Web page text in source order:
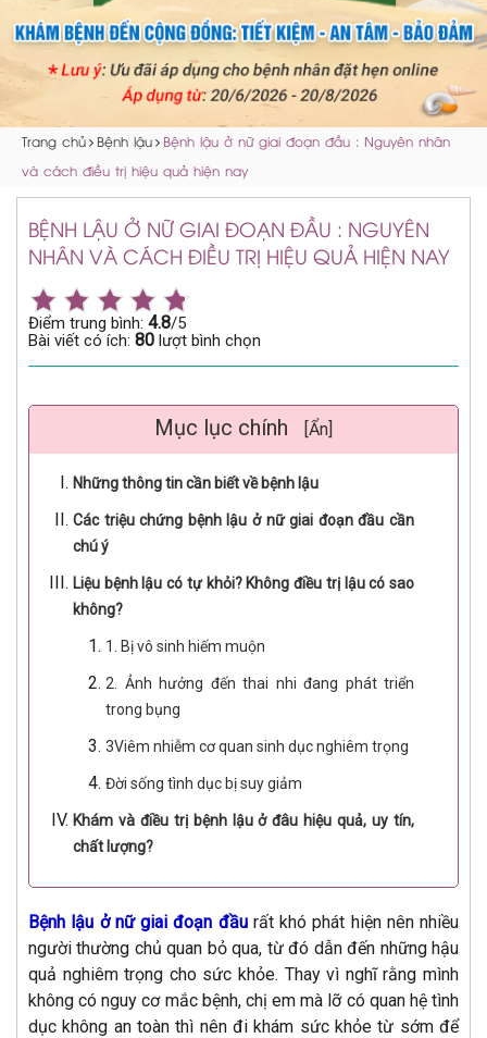
Trang chủ Bệnh lậu
Bệnh lậu ở nữ giai đoạn đầu : Nguyên nhân
và cách điều trị hiệu quả hiện nay
BỆNH LẬU Ở NỮ GIAI ĐOẠN ĐẦU : NGUYÊN
NHÂN VÀ CÁCH ĐIỀU TRỊ HIỆU QUẢ HIỆN NAY
Điểm trung bình: 4.8/5
Bài viết có ích: 80 lượt bình chọn
Mục lục chính [Ẩn]
Những thông tin cần biết về bệnh lậu
Các triệu chứng bệnh lậu ở nữ giai đoạn đầu cần
chú ý
Liệu bệnh lậu có tự khỏi? Không điều trị lậu có sao
không?
1. Bị vô sinh hiếm muộn
2. Ảnh hưởng đến thai nhi đang phát triển
trong bụng
3Viêm nhiễm cơ quan sinh dục nghiêm trọng
Đời sống tình dục bị suy giảm
Khám và điều trị bệnh lậu ở đâu hiệu quả, uy tín,
chất lượng?
Bệnh lậu ở nữ giai đoạn đầurất khó phát hiện nên nhiều
người thường chủ quan bỏ qua, từ đó dẫn đến những hậu
quả nghiêm trọng cho sức khỏe. Thay vì nghĩ rằng mình
không có nguy cơ mắc bệnh, chị em mà lỡ có quan hệ tình
dục không an toàn thì nên đi khám sức khỏe từ sớm để